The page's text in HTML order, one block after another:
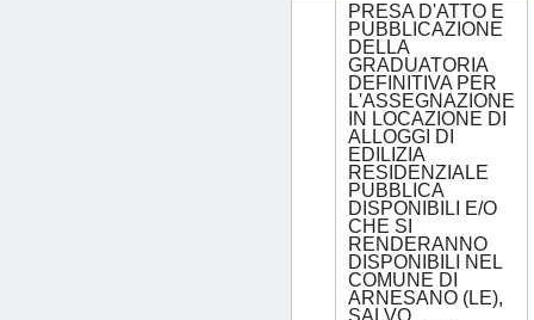
PRESA D'ATTO E
PUBBLICAZIONE
DELLA
GRADUATORIA
DEFINITIVA PER
L'ASSEGNAZIONE
IN LOCAZIONE DI
ALLOGGI DI
EDILIZIA
RESIDENZIALE
PUBBLICA
DISPONIBILI E/O
CHE SI
RENDERANNO
DISPONIBILI NEL
COMUNE DI
ARNESANO (LE),